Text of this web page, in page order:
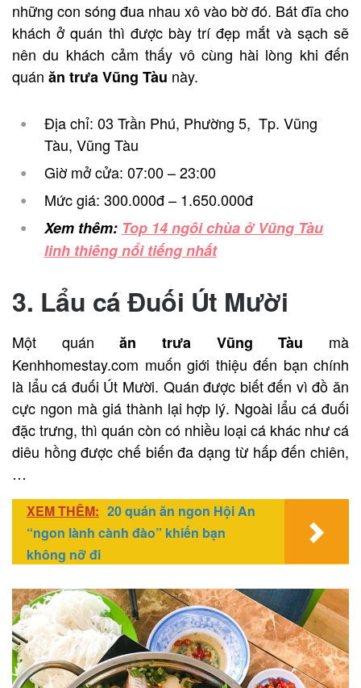
những con sóng đua nhau xô vào bờ đó. Bát đĩa cho
khách ở quán thì được bày trí đẹp mắt và sạch sẽ
nên du khách cảm thấy vô cùng hài lòng khi đến
quán ăn trưa Vũng Tàu này.
Địa chỉ: 03 Trần Phú, Phường 5, Tp. Vũng
Tàu, Vũng Tàu
Giờ mở cửa: 07:00 – 23:00
Mức giá: 300.000đ – 1.650.000đ
Xem thêm: Top 14 ngôi chùa ở Vũng Tàu
linh thiêng nổi tiếng nhất
3. Lẩu cá Đuối Út Mười
Một quán ăn trưa Vũng Tàu mà
Kenhhomestay.com muốn giới thiệu đến bạn chính
là lẩu cá đuối Út Mười. Quán được biết đến vì đồ ăn
cực ngon mà giá thành lại hợp lý. Ngoài lẩu cá đuối
đặc trưng, thì quán còn có nhiều loại cá khác như cá
diêu hồng được chế biến đa dạng từ hấp đến chiên,
…
XEM THÊM: 20 quán ăn ngon Hội An
“ngon lành cành đào” khiến bạn
không nỡ đi